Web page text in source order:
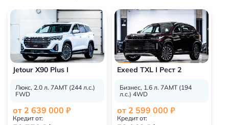
Jetour X90 Plus I
Люкс, 2.0 л. 7AMT (244 л.с.)
FWD
от 2 639 000 ₽
Кредит от:
Exeed TXL I Рест 2
Бизнес, 1.6 л. 7AMT (194
л.с.) 4WD
от 2 599 000 ₽
Кредит от: